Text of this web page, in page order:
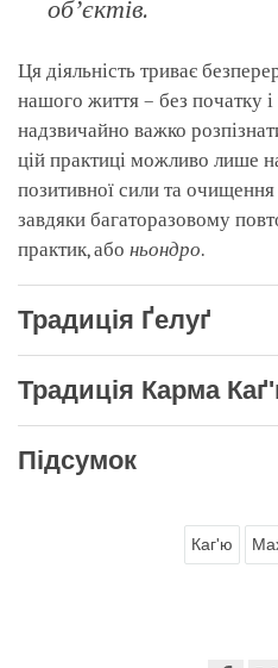
обʼєктів.
Ця діяльність триває
нашого життя – без початку
надзвичайно важко
цій практиці можливо лише
позитивної сили та очищення
завдяки багаторазовому
практик, або ньондро.
Традиція Ґелуґ
Традиція Карма
Підсумок
Каг'ю